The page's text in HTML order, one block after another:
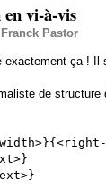
vi-à-vis
Franck Pastor
exactement ça ! Il
de structure